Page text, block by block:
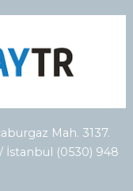
Mah. 3137.
İstanbul (0530) 948